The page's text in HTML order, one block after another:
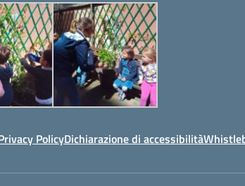
PolicyDichiarazione di accessibilità